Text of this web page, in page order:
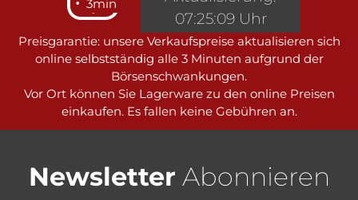
3min
Preisgarantie: unsere Verkaufspreise aktualisieren sich
online selbstständig alle 3 Minuten aufgrund der
Börsenschwankungen.
Vor Ort können Sie Lagerware zu den online Preisen
einkaufen. Es fallen keine Gebühren an.
07:25:09 Uhr
Newsletter Abonnieren